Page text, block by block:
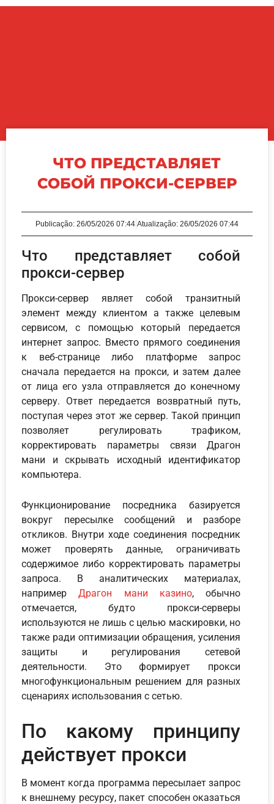
ЧТО ПРЕДСТАВЛЯЕТ
СОБОЙ ПРОКСИ-СЕРВЕР
Publicação: 26/05/2026 07:44 Atualização: 26/05/2026 07:44
Что представляет собой
прокси-сервер
Прокси-сервер являет собой транзитный
элемент между клиентом а также целевым
сервисом, с помощью который передается
интернет запрос. Вместо прямого соединения
к веб-странице либо платформе запрос
сначала передается на прокси, и затем далее
от лица его узла отправляется до конечному
серверу. Ответ передается возвратный путь,
поступая через этот же сервер. Такой принцип
позволяет регулировать трафиком,
корректировать параметры связи Драгон
мани и скрывать исходный идентификатор
компьютера.
Функционирование посредника базируется
вокруг пересылке сообщений и разборе
откликов. Внутри ходе соединения посредник
может проверять данные, ограничивать
содержимое либо корректировать параметры
запроса. В аналитических материалах,
напримерДрагон мани казино, обычно
отмечается, будто прокси-серверы
используются не лишь с целью маскировки, но
также ради оптимизации обращения, усиления
защиты и регулирования сетевой
деятельности. Это формирует прокси
многофункциональным решением для разных
сценариях использования с сетью.
По какому принципу
действует прокси
В момент когда программа пересылает запрос
к внешнему ресурсу, пакет способен оказаться